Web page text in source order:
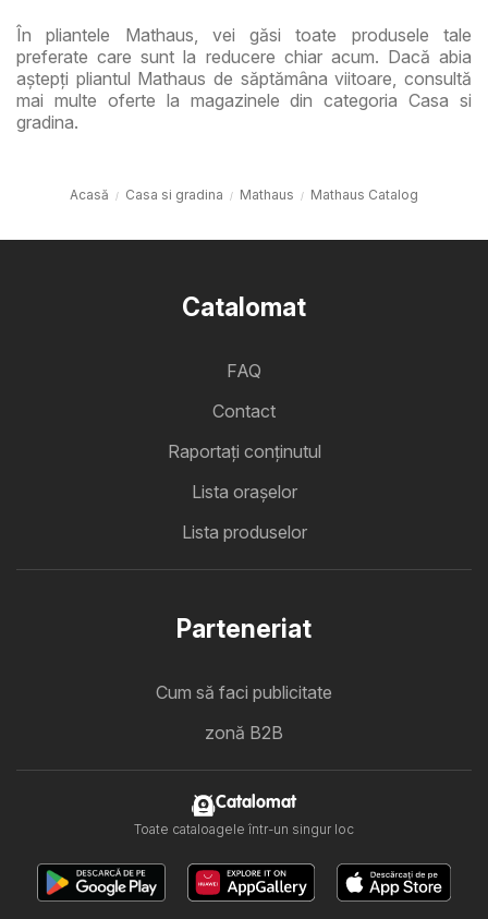
În pliantele Mathaus, vei găsi toate produsele tale
preferate care sunt la reducere chiar acum. Dacă abia
aștepți pliantul Mathaus de săptămâna viitoare, consultă
mai multe oferte la magazinele din categoria Casa si
gradina.
Acasă Casa si gradina Mathaus Mathaus Catalog
Catalomat
FAQ
Contact
Raportați conținutul
Lista oraşelor
Lista produselor
Parteneriat
Cum să faci publicitate
zonă B2B
Catalomat
Toate cataloagele într-un singur loc